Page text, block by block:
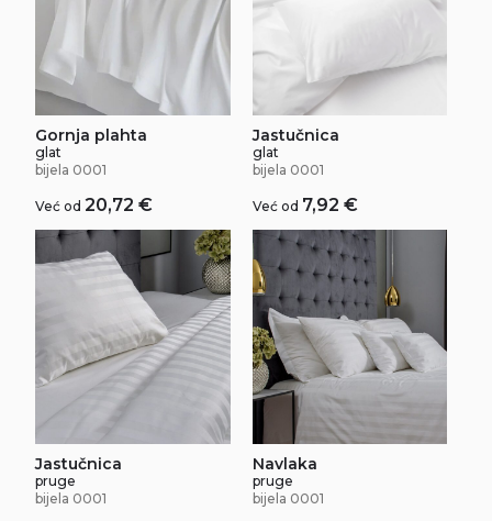
Gornja plahta
glat
bijela 0001
Već od 20,72€
Jastučnica
glat
bijela 0001
Već od 7,92 €
Jastučnica
pruge
bijela 0001
Navlaka
pruge
bijela 0001